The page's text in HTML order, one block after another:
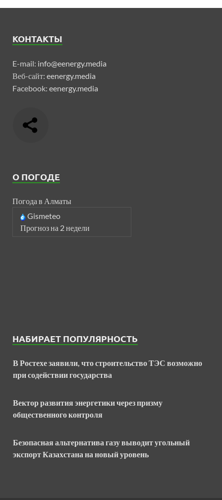
КОНТАКТЫ
E-mail: info@eenergy.media
Веб-сайт: eenergy.media
Facebook: eenergy.media
О ПОГОДЕ
Погода в Алматы
Gismeteo
Прогноз на 2 недели
НАБИРАЕТ ПОПУЛЯРНОСТЬ
В Ростехе заявили, что строительство ТЭС возможно
при содействии государства
Вектор развития энергетики через призму
общественного контроля
Безопасная альтернатива газу выводит угольный
экспорт Казахстана на новый уровень